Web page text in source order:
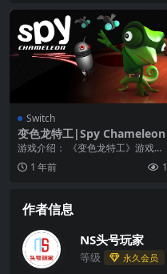
Switch
变色龙特工|Spy Chameleon
游戏介绍： 《变色龙特工》游戏采
用的风格是街机风格，玩家控制的
变色龙能够变换四种...
1 年前 1
作者信息
NS头号玩家
等级 永久会员